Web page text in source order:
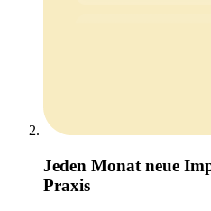
Jeden Monat neue
Praxis